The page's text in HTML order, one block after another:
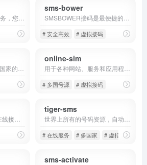
sms-bower
# 安全高效 # 虚拟接码
online-sim
# 多国号源 # 虚拟接码
tiger-sms
# 在线服务 # 多国家 # 虚拟接码
sms-activate